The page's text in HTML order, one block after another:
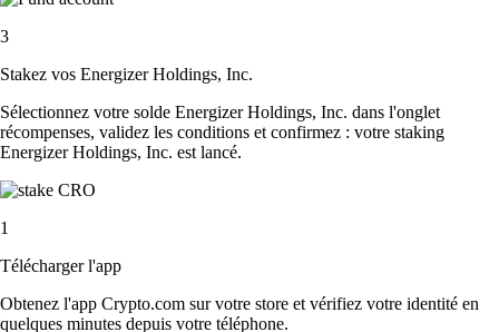
3
Stakez vos Energizer Holdings, Inc.
Sélectionnez votre solde Energizer Holdings, Inc. dans l'onglet
récompenses, validez les conditions et confirmez : votre staking
Energizer Holdings, Inc. est lancé.
1
Télécharger l'app
Obtenez l'app Crypto.com sur votre store et vérifiez votre identité en
quelques minutes depuis votre téléphone.